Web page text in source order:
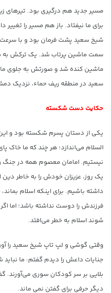
مسیر جدید هم درگیری بود. تیرهای
برای ما نیفتاد. باز هم مسیر را
شیخ سعید پشت فرمان بود و با سرعت
سمت ماشین پرتاب شد. یک ترکش به
ماشین کنده شد و صورتش به جلوی
سعید در منطقه ریف حماء، نزدیک
حکایت دست شکسته
یکی از دستان پسرم شکسته بود و این
السلام می‌اندازد؛ هر چند که ما خاک
نیستیم. امامان معصوم همه در
یک روز، عزیزان خودش را به خاطر
داشته باشیم. برای اینکه اسلام
فرزندش را دوست نداشته باشد؛ اما
شوند اسلام به خطر می‌افتد.
وقتی گوشی و لپ تاپ شیخ سعید را
جنایات داعش را دیدم گفتم: ما
بلایی بر سر کودکان سوری می‌آورند.
دیگر حرفی برای گفتن نمی ماند.